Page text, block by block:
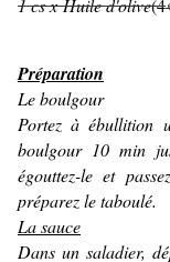
1 cs x Huile d'olive(4
Préparation
Le boulgour
Portez à ébullition
boulgour 10 min
égouttez-le et
préparez le taboulé.
La sauce
Dans un saladier,